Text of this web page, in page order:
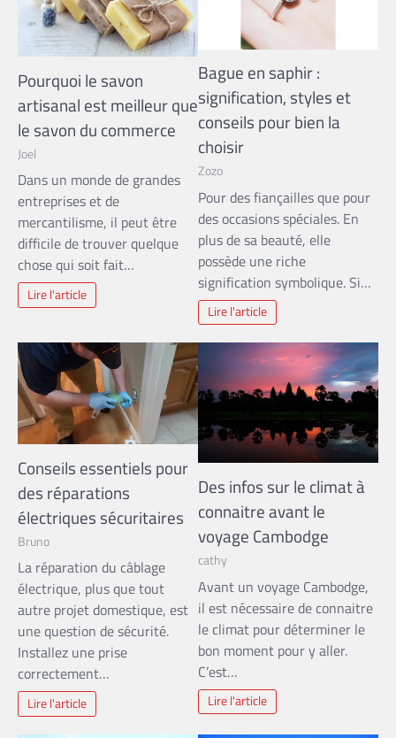
Pourquoi le savon
artisanal est meilleur que
le savon du commerce
Joel
Dans un monde de grandes
entreprises et de
mercantilisme, il peut être
difficile de trouver quelque
chose qui soit fait…
Lire l'article
Bague en saphir :
signification, styles et
conseils pour bien la
choisir
Zozo
Pour des fiançailles que pour
des occasions spéciales. En
plus de sa beauté, elle
possède une riche
signification symbolique. Si…
Lire l'article
Conseils essentiels pour
des réparations
électriques sécuritaires
Bruno
La réparation du câblage
électrique, plus que tout
autre projet domestique, est
une question de sécurité.
Installez une prise
correctement…
Lire l'article
Des infos sur le climat à
connaitre avant le
voyage Cambodge
cathy
Avant un voyage Cambodge,
il est nécessaire de connaitre
le climat pour déterminer le
bon moment pour y aller.
C’est…
Lire l'article